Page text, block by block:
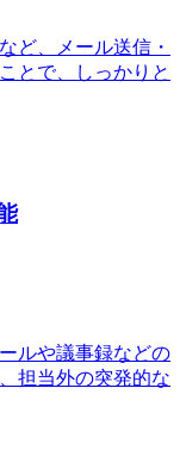
ど、メール送信・
とで、しっかりと
ルや議事録などの
担当外の突発的な